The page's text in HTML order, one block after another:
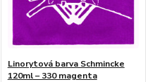
Linorytová barva Schmincke
120ml – 330 magenta